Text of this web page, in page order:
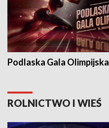
Podlaska Gala Olimpijska
ROLNICTWO I WIEŚ